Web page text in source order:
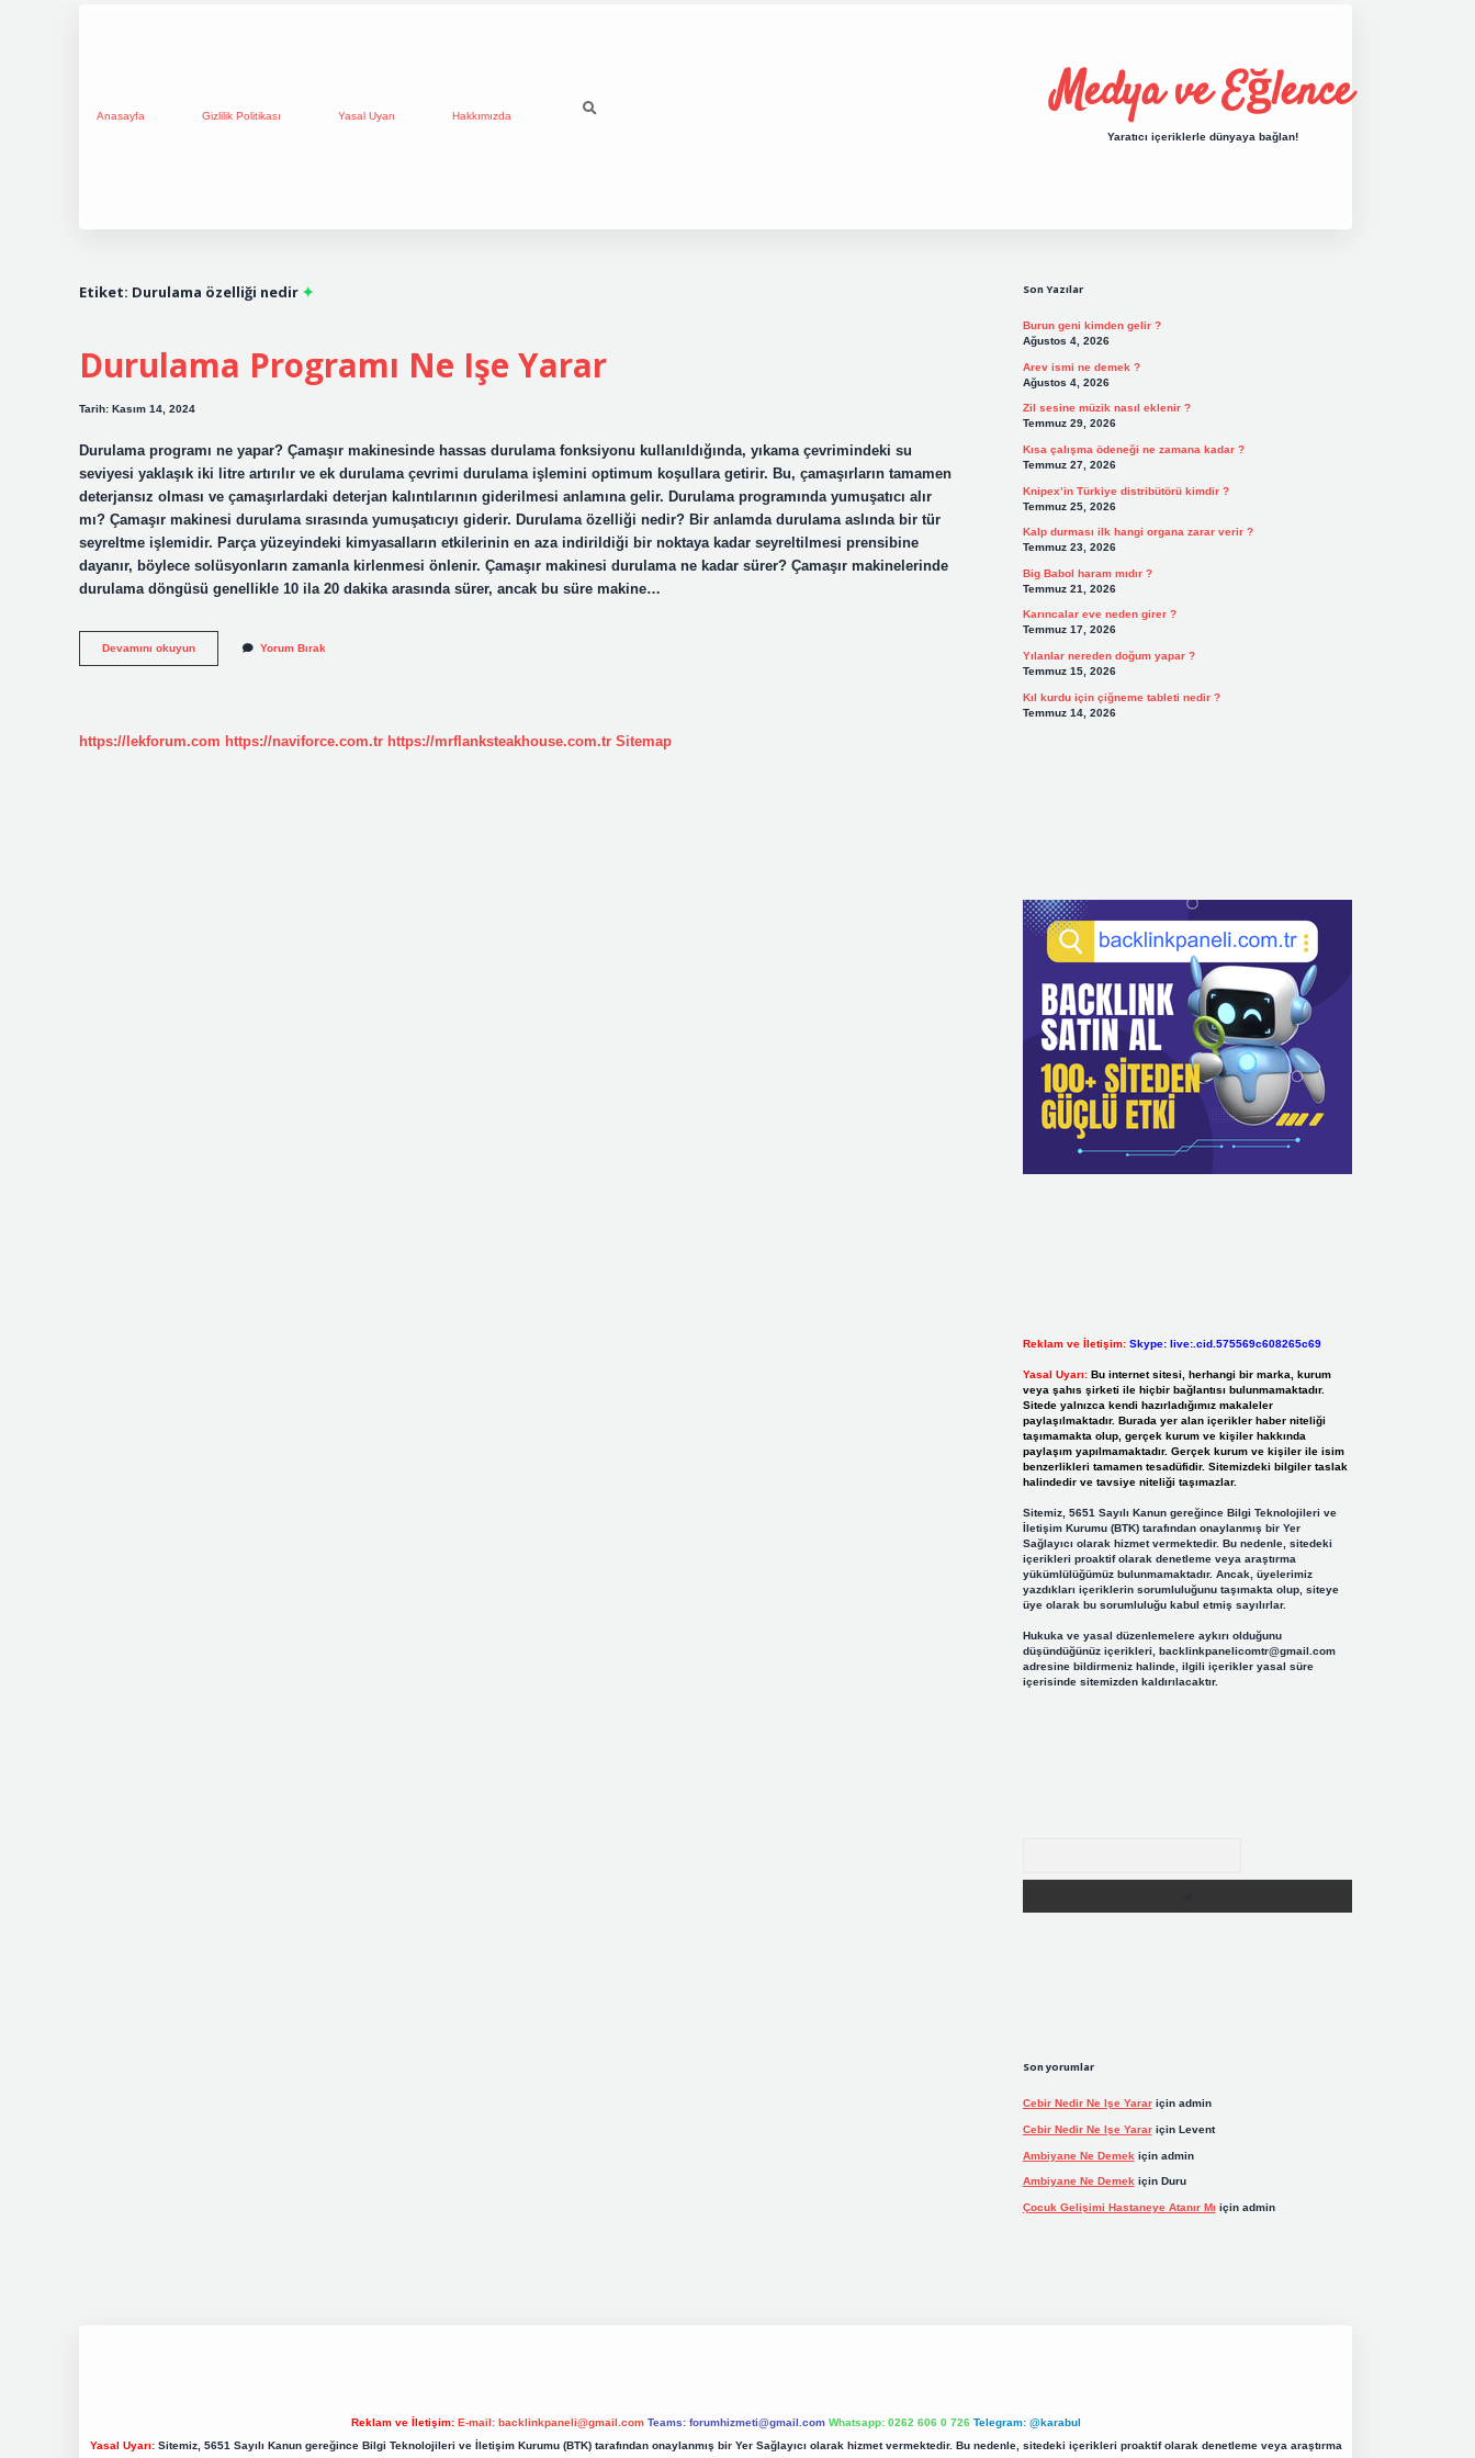
Anasayfa Gizlilik Politikası Yasal Uyarı Hakkımızda Medya ve Eğlence
Yaratıcı içeriklerle dünyaya bağlan!
Etiket: Durulama özelliği nedir
Durulama Programı Ne Işe Yarar
Tarih: Kasım 14, 2024
Durulama programı ne yapar? Çamaşır makinesinde hassas durulama fonksiyonu kullanıldığında, yıkama çevrimindeki su
seviyesi yaklaşık iki litre artırılır ve ek durulama çevrimi durulama işlemini optimum koşullara getirir. Bu, çamaşırların tamamen
deterjansız olması ve çamaşırlardaki deterjan kalıntılarının giderilmesi anlamına gelir. Durulama programında yumuşatıcı alır
mı? Çamaşır makinesi durulama sırasında yumuşatıcıyı giderir. Durulama özelliği nedir? Bir anlamda durulama aslında bir tür
seyreltme işlemidir. Parça yüzeyindeki kimyasalların etkilerinin en aza indirildiği bir noktaya kadar seyreltilmesi prensibine
dayanır, böylece solüsyonların zamanla kirlenmesi önlenir. Çamaşır makinesi durulama ne kadar sürer? Çamaşır makinelerinde
durulama döngüsü genellikle 10 ila 20 dakika arasında sürer, ancak bu süre makine…
Devamını okuyunDurulama
Programı
Yorum Bırak
https://lekforum.com https://naviforce.com.tr https://mrflanksteakhouse.com.tr Sitemap
Son Yazılar
Burun geni kimden gelir ?
Ağustos 4, 2026
Arev ismi ne demek ?
Ağustos 4, 2026
Zil sesine müzik nasıl eklenir ?
Temmuz 29, 2026
Kısa çalışma ödeneği ne zamana kadar ?
Temmuz 27, 2026
Knipex’in Türkiye distribütörü kimdir ?
Temmuz 25, 2026
Kalp durması ilk hangi organa zarar verir ?
Temmuz 23, 2026
Big Babol haram mıdır ?
Temmuz 21, 2026
Karıncalar eve neden girer ?
Temmuz 17, 2026
Yılanlar nereden doğum yapar ?
Temmuz 15, 2026
Kıl kurdu için çiğneme tableti nedir ?
Temmuz 14, 2026
Reklam ve İletişim: Skype: live:.cid.575569c608265c69
Yasal Uyarı: Bu internet sitesi, herhangi bir marka, kurum
veya şahıs şirketi ile hiçbir bağlantısı bulunmamaktadır.
Sitede yalnızca kendi hazırladığımız makaleler
paylaşılmaktadır. Burada yer alan içerikler haber niteliği
taşımamakta olup, gerçek kurum ve kişiler hakkında
paylaşım yapılmamaktadır. Gerçek kurum ve kişiler ile isim
benzerlikleri tamamen tesadüfidir. Sitemizdeki bilgiler taslak
halindedir ve tavsiye niteliği taşımazlar.
Sitemiz, 5651 Sayılı Kanun gereğince Bilgi Teknolojileri ve
İletişim Kurumu (BTK) tarafından onaylanmış bir Yer
Sağlayıcı olarak hizmet vermektedir. Bu nedenle, sitedeki
içerikleri proaktif olarak denetleme veya araştırma
yükümlülüğümüz bulunmamaktadır. Ancak, üyelerimiz
yazdıkları içeriklerin sorumluluğunu taşımakta olup, siteye
üye olarak bu sorumluluğu kabul etmiş sayılırlar.
Hukuka ve yasal düzenlemelere aykırı olduğunu
düşündüğünüz içerikleri, backlinkpanelicomtr@gmail.com
adresine bildirmeniz halinde, ilgili içerikler yasal süre
içerisinde sitemizden kaldırılacaktır.
Son yorumlar
Cebir Nedir Ne Işe Yarariçin admin
Cebir Nedir Ne Işe Yarariçin Levent
Ambiyane Ne Demek için admin
Ambiyane Ne Demek için Duru
Çocuk Gelişimi Hastaneye Atanır Mı için admin
Reklam ve İletişim: E-mail: backlinkpaneli@gmail.com Teams: forumhizmeti@gmail.com Whatsapp: 0262 606 0 726 Telegram: @karabul
Yasal Uyarı:Sitemiz, 5651 Sayılı Kanun gereğince Bilgi Teknolojileri ve İletişim Kurumu (BTK) tarafından onaylanmış bir Yer Sağlayıcı olarak hizmet vermektedir. Bu nedenle, sitedeki içerikleri proaktif olarak denetleme veya araştırma